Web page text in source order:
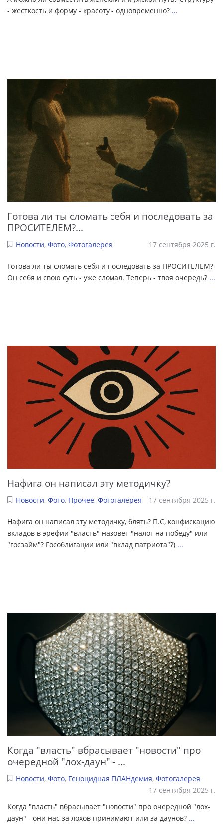
- жесткость и форму - красоту - одновременно? ...
Готова ли ты сломать себя и последовать за
ПРОСИТЕЛЕМ?...
Новости, Фото, Фотогалерея 17 сентября 2025 г.
Готова ли ты сломать себя и последовать за ПРОСИТЕЛЕМ?
Он себя и свою суть - уже сломал. Теперь - твоя очередь? ...
Нафига он написал эту методичку?
Новости, Фото, Прочее, Фотогалерея 17 сентября 2025 г.
Нафига он написал эту методичку, блять? П.С, конфискацию
вкладов в эрефии "власть" назовет "налог на победу" или
"госзайм"? Гособлигации или "вклад патриота"?) ...
Когда "власть" вбрасывает "новости" про
очередной "лох-даун" - ...
Новости, Фото, Геноцидная ПЛАНдемия, Фотогалерея
17 сентября 2025 г.
Когда "власть" вбрасывает "новости" про очередной "лох-
даун" - они нас за лохов принимают или за даунов? ...